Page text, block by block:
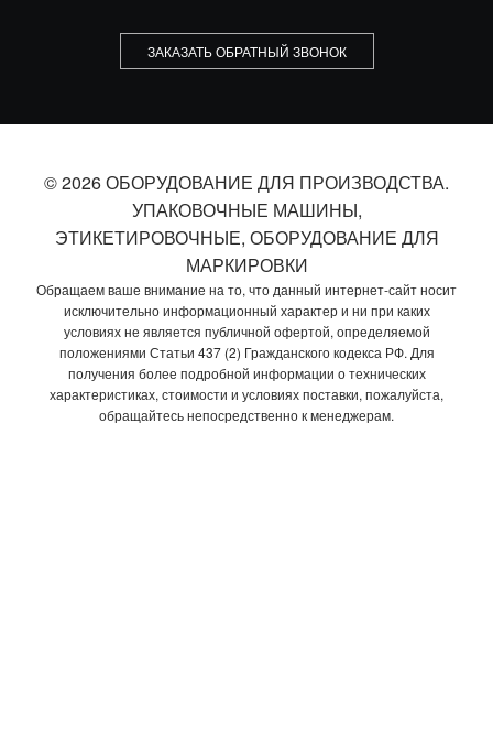
ЗАКАЗАТЬ ОБРАТНЫЙ ЗВОНОК
© 2026 ОБОРУДОВАНИЕ ДЛЯ ПРОИЗВОДСТВА.
УПАКОВОЧНЫЕ МАШИНЫ,
ЭТИКЕТИРОВОЧНЫЕ, ОБОРУДОВАНИЕ ДЛЯ
МАРКИРОВКИ
Обращаем ваше внимание на то, что данный интернет-сайт носит
исключительно информационный характер и ни при каких
условиях не является публичной офертой, определяемой
положениями Статьи 437 (2) Гражданского кодекса РФ. Для
получения более подробной информации о технических
характеристиках, стоимости и условиях поставки, пожалуйста,
обращайтесь непосредственно к менеджерам.